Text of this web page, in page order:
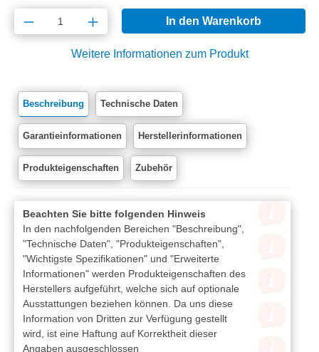
Produkt Anzahl: Gib den gewünschten
In den Warenkorb
Weitere Informationen zum Produkt
Beschreibung Technische Daten
Garantieinformationen Herstellerinformationen
Produkteigenschaften Zubehör
Beachten Sie bitte folgenden Hinweis
In den nachfolgenden Bereichen "Beschreibung",
"Technische Daten", "Produkteigenschaften",
"Wichtigste Spezifikationen" und "Erweiterte
Informationen" werden Produkteigenschaften des
Herstellers aufgeführt, welche sich auf optionale
Ausstattungen beziehen können. Da uns diese
Information von Dritten zur Verfügung gestellt
wird, ist eine Haftung auf Korrektheit dieser
Angaben ausgeschlossen